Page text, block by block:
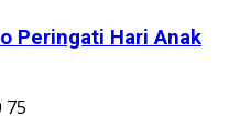
Peringati Hari Anak
75